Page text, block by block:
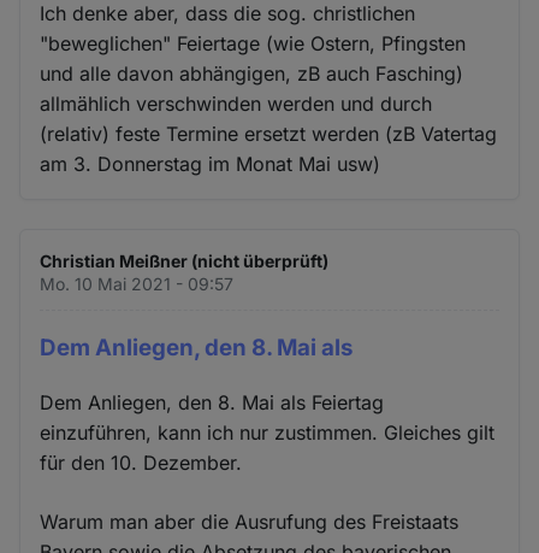
Ich denke aber, dass die sog. christlichen
"beweglichen" Feiertage (wie Ostern, Pfingsten
und alle davon abhängigen, zB auch Fasching)
allmählich verschwinden werden und durch
(relativ) feste Termine ersetzt werden (zB Vatertag
am 3. Donnerstag im Monat Mai usw)
Christian Meißner (nicht überprüft)
Mo. 10 Mai 2021 - 09:57
Dem Anliegen, den 8. Mai als
Dem Anliegen, den 8. Mai als Feiertag
einzuführen, kann ich nur zustimmen. Gleiches gilt
für den 10. Dezember.
Warum man aber die Ausrufung des Freistaats